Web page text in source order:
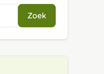
Zoek